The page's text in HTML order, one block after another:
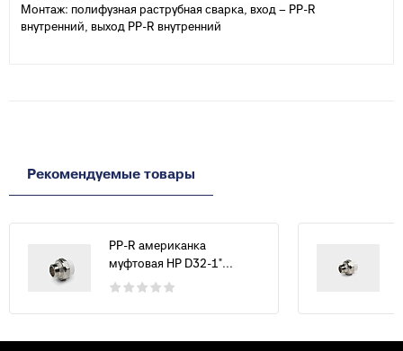
Монтаж: полифузная раструбная сварка, вход – PP-R
внутренний, выход PP-R внутренний
Рекомендуемые товары
PP-R американка
муфтовая НР D32-1"...